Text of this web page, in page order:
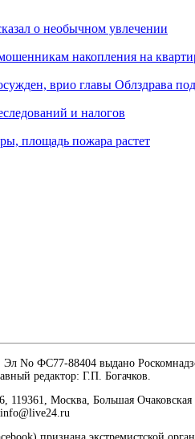
о необычном увлечении
накопления на
врио главы Облздрава
и налогов
площадь пожара растет
Эл No ФС77-88404 выдано
редактор: Г.П. Богачков.
119361, Москва, Большая